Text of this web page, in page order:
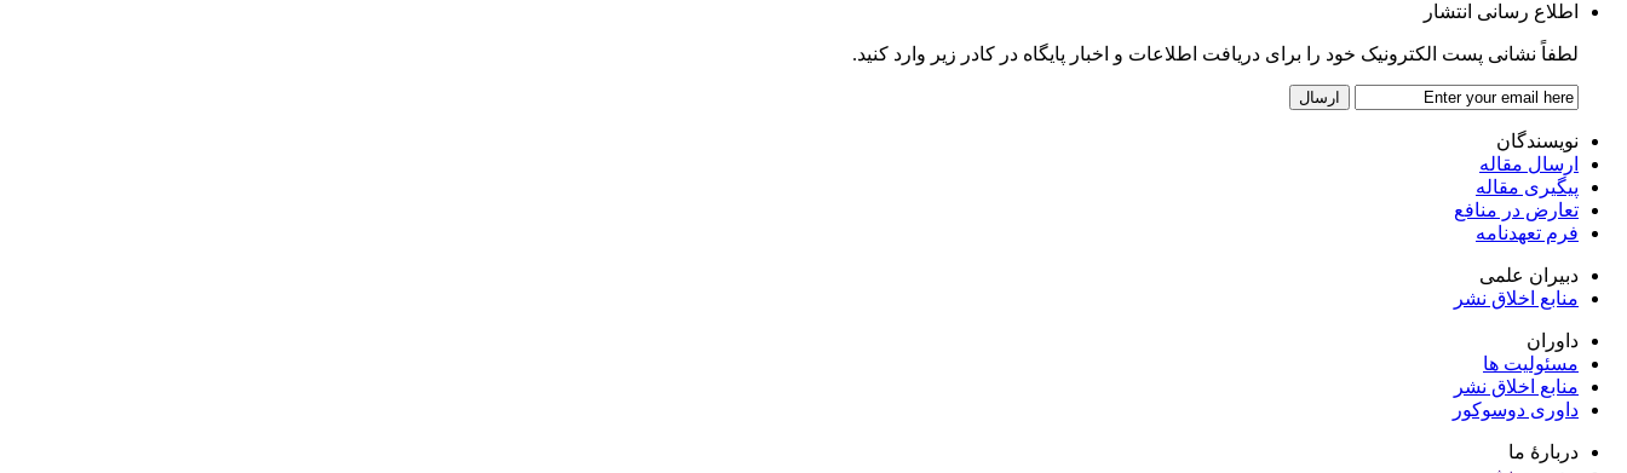
اطلاع رسانی انتشار
لطفاً نشانی پست الکترونیک خود را برای دریافت اطلاعات و اخبار پایگاه در کادر زیر وارد کنید.
نویسندگان
ارسال مقاله
پیگیری مقاله
تعارض در منافع
فرم تعهدنامه
دبیران علمی
منابع اخلاق نشر
داوران
مسئولیت ها
منابع اخلاق نشر
داوری دوسوکور
دربارۀ ما